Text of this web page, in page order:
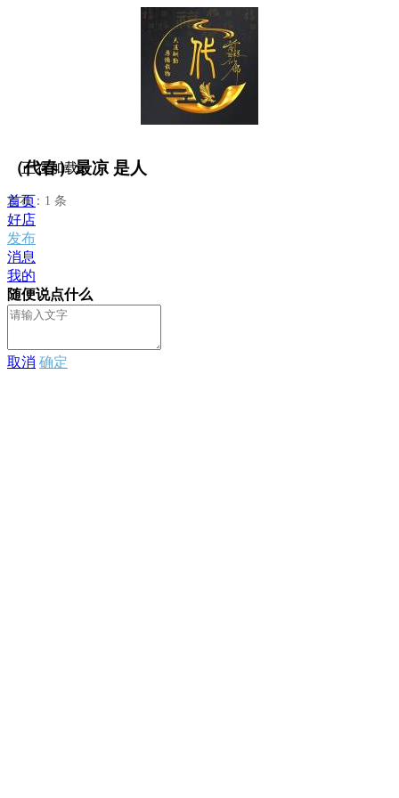
（代春）最凉 是人
发布：1 条
正在加载...
首页
好店
发布
消息
我的
随便说点什么
取消 确定